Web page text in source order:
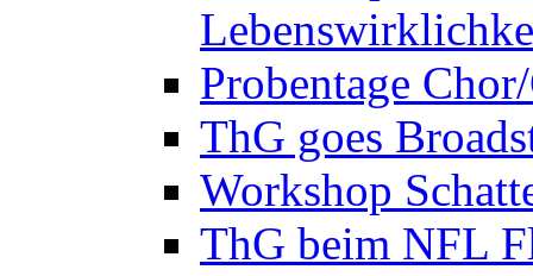
Probentage
ThG goes
Workshop
ThG beim NFL